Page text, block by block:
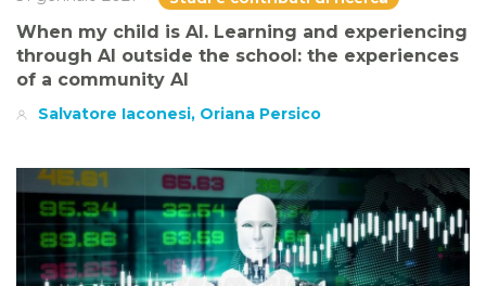
When my child is AI. Learning and experiencing
through AI outside the school: the experiences
of a community AI
Salvatore Iaconesi, Oriana Persico